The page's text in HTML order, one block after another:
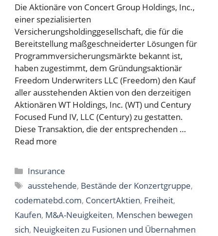
Die Aktionäre von Concert Group Holdings, Inc.,
einer spezialisierten
Versicherungsholdinggesellschaft, die für die
Bereitstellung maßgeschneiderter Lösungen für
Programmversicherungsmärkte bekannt ist,
haben zugestimmt, dem Gründungsaktionär
Freedom Underwriters LLC (Freedom) den Kauf
aller ausstehenden Aktien von den derzeitigen
Aktionären WT Holdings, Inc. (WT) und Century
Focused Fund IV, LLC (Century) zu gestatten.
Diese Transaktion, die der entsprechenden …
Read more
Categories
Insurance
Tags
ausstehende, Bestände der Konzertgruppe,
codematebd.com, ConcertAktien, Freiheit,
Kaufen, M&A-Neuigkeiten, Menschen bewegen
sich, Neuigkeiten zu Fusionen und Übernahmen